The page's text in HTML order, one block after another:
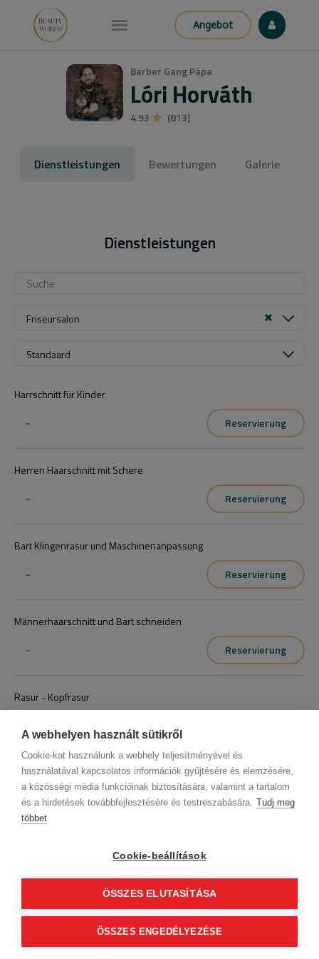
A webhelyen használt sütikről
Cookie-kat használunk a webhely teljesítményével és
használatával kapcsolatos információk gyűjtésére és elemzésére,
a közösségi média funkcióinak biztosítására, valamint a tartalom
és a hirdetések továbbfejlesztésére és testreszabására. Tudj meg
többet
Cookie-beállítások
ÖSSZES ELUTASÍTÁSA
ÖSSZES ENGEDÉLYEZÉSE
Angebot
Barber Gang Pápa
Lóri Horváth
4.93 (813)
Dienstleistungen Bewertungen Galerie
Dienstleistungen
Friseursalon
Standaard
Harrschnitt für Kinder
~
Reservierung
Herren Haarschnitt mit Schere
~
Reservierung
Bart Klingenrasur und Maschinenanpassung
~
Reservierung
Männerhaarschnitt und Bart schneiden
~
Reservierung
Rasur - Kopfrasur
basket_finalise
AGB (Abonnentenkunde)
Folge uns!
© 2012 Beauty World Net Kft. Alle Rechte vorbehalten.